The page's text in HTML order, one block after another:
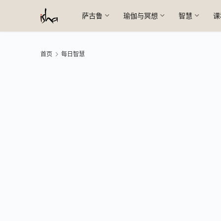
萨古鲁 瑜伽与冥想 智慧
首页 每日智慧